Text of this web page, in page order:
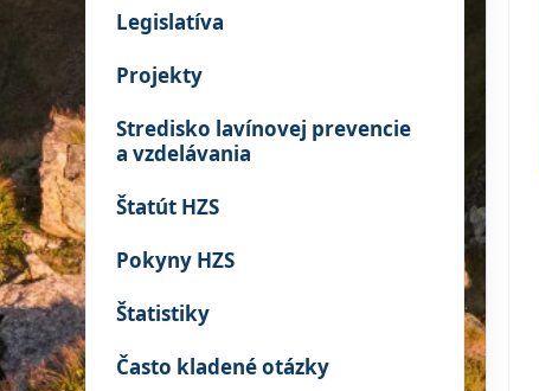
Legislatíva
Projekty
Stredisko lavínovej prevencie
a vzdelávania
Štatút HZS
Pokyny HZS
Štatistiky
Často kladené otázky